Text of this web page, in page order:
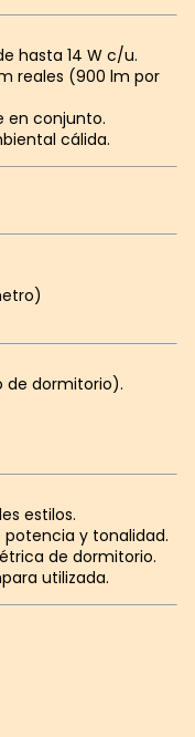
hasta 14 W c/u.
reales (900 lm por
en conjunto.
cálida.
de dormitorio).
estilos.
y tonalidad.
de dormitorio.
utilizada.